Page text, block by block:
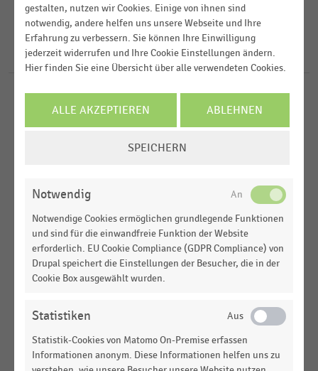
Ergebnisse fürDairy Queen
Top 50 der größten Fast-Food-Ketten in den USA
nach Umsatz (2025)
in den USA nach Umsatz (2022)
GASTRONOMIE & CATERING|STATISTIK
Top 50 der größten Fast-Food-Ketten in den USA
nach Umsatz (2022)
GASTRONOMIE & CATERING
nach Umsatz (2021)
GASTRONOMIE & CATERING|STATISTIK
Top 50 der größten Fast-Food-Ketten in den USA
2022
2020
2019
Deutschland
USA
FILTER ZURÜCKSETZEN
gestalten, nutzen wir Cookies. Einige von ihnen sind
notwendig, andere helfen uns unsere Webseite und Ihre
Erfahrung zu verbessern. Sie können Ihre Einwilligung
jederzeit widerrufen und Ihre Cookie Einstellungen ändern.
Hier finden Sie eine Übersicht über alle verwendeten Cookies.
ALLE AKZEPTIEREN ABLEHNEN
SPEICHERN
Notwendig
Notwendige Cookies ermöglichen grundlegende Funktionen
und sind für die einwandfreie Funktion der Website
erforderlich. EU Cookie Compliance (GDPR Compliance) von
Drupal speichert die Einstellungen der Besucher, die in der
Cookie Box ausgewählt wurden.
Statistiken
Statistik-Cookies von Matomo On-Premise erfassen
Informationen anonym. Diese Informationen helfen uns zu